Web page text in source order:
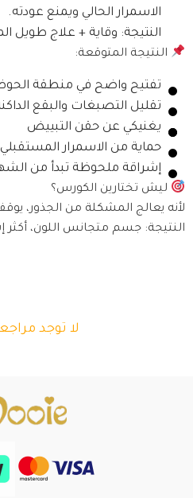
الاسمرار الحالي ويمنع عودته.
النتيجة: وقاية + علاج طويل
النتيجة المتوقعة:
تفتيح واضح في منطقة
تقليل التصبغات والبقع
يغنيكي عن حقن التبييض
حماية من الاسمرار
إشراقة ملحوظة تبدأ من
ليش تختارين الكورس؟
لأنه يعالج المشكلة من الجذور،
النتيجة: جسم متجانس اللون، أكثر
لا توجد